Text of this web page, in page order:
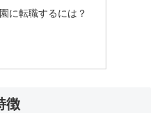
に転職するには？
徴